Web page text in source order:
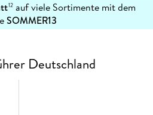
12auf viele Sortimente mit dem
SOMMER13
Deutschland